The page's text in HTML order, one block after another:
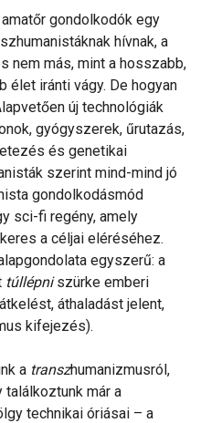
gondolkodók egy
hívnak, a
nem más, mint a hosszabb,
élet iránti vágy. De hogyan
új technológiák
gyógyszerek, űrutazás,
és genetikai
szerint mind-mind jó
gondolkodásmód
sci-fi regény, amely
a céljai eléréséhez.
egyszerű: a
túllépniszürke emberi
áthaladást jelent,
kifejezés).
a transzhumanizmusról,
találkoztunk már a
technikai óriásai – a